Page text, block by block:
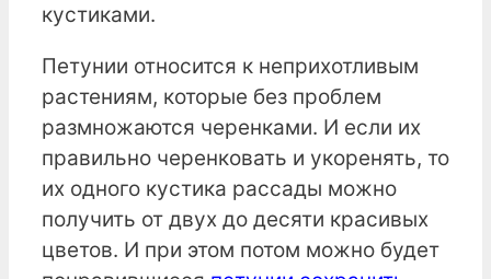
кустиками.
Петунии относится к неприхотливым
растениям, которые без проблем
размножаются черенками. И если их
правильно черенковать и укоренять, то
их одного кустика рассады можно
получить от двух до десяти красивых
цветов. И при этом потом можно будет